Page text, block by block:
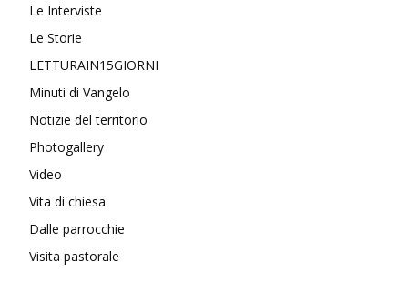
Le Interviste
Le Storie
LETTURAIN15GIORNI
Minuti di Vangelo
Notizie del territorio
Photogallery
Video
Vita di chiesa
Dalle parrocchie
Visita pastorale